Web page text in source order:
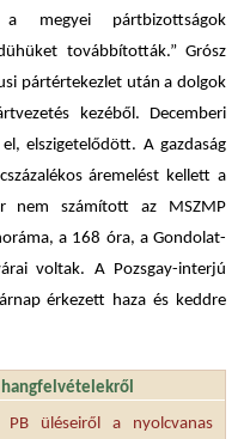
a megyei pártbizottságok
továbbították.” Grósz
pártértekezlet után a dolgok
kezéből. Decemberi
elszigetelődött. A gazdaság
áremelést kellett a
nem számított az MSZMP
a 168 óra, a Gondolat-
voltak. A Pozsgay-interjú
érkezett haza és keddre
hangfelvételekről
PB üléseiről a nyolcvanas